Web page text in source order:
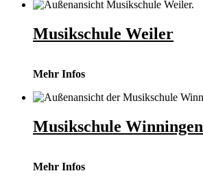
Musikschule Weiler
Mehr Infos
Musikschule Winningen
Mehr Infos